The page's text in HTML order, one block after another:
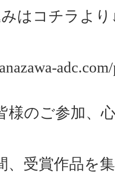
はコチラより
様のご参加、
、受賞作品を